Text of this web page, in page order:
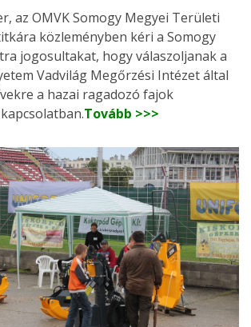
az OMVK Somogy Megyei Területi
közleményben kéri a Somogy
jogosultakat, hogy válaszoljanak a
Vadvilág Megőrzési Intézet által
a hazai ragadozó fajok
Tovább >>>